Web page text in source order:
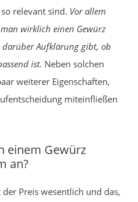
relevant sind. Vor allem
wirklich einen Gewürz
darüber Aufklärung gibt, ob
ist. Neben solchen
weiterer Eigenschaften,
miteinfließen
einem Gewürz
an?
Preis wesentlich und das,